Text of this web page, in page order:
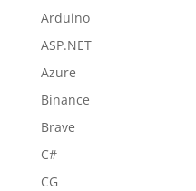
Arduino
ASP.NET
Azure
Binance
Brave
C#
CG